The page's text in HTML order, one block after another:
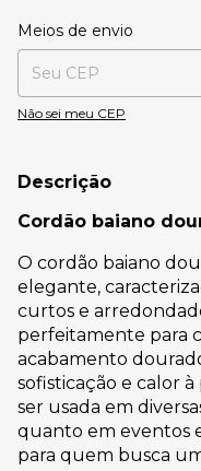
Entregas para o CEP:
Meios de envio
Não sei meu CEP
Descrição
Cordão baiano
O cordão baiano
elegante,
curtos e
perfeitamente para
acabamento
sofisticação e calor
ser usada em
quanto em eventos
para quem busca